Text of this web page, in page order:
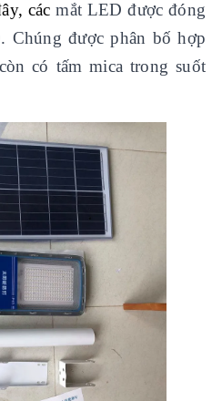
các mắt LED được đóng
Chúng được phân bố hợp
có tấm mica trong suốt